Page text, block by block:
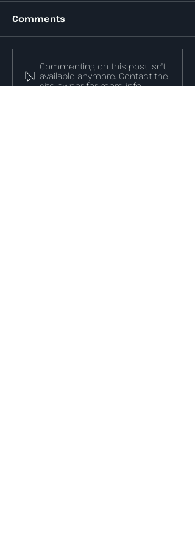
Comments
Commenting on this post isn't
available anymore. Contact the
site owner for more info.